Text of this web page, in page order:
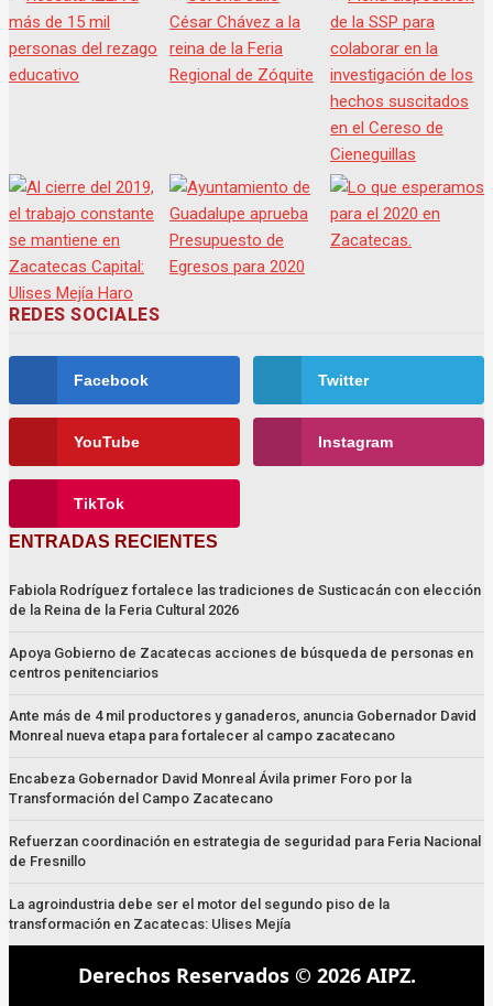
REDES SOCIALES
Facebook Twitter
YouTube Instagram
TikTok
ENTRADAS RECIENTES
Fabiola Rodríguez fortalece las tradiciones de Susticacán con elección
de la Reina de la Feria Cultural 2026
Apoya Gobierno de Zacatecas acciones de búsqueda de personas en
centros penitenciarios
Ante más de 4 mil productores y ganaderos, anuncia Gobernador David
Monreal nueva etapa para fortalecer al campo zacatecano
Encabeza Gobernador David Monreal Ávila primer Foro por la
Transformación del Campo Zacatecano
Refuerzan coordinación en estrategia de seguridad para Feria Nacional
de Fresnillo
La agroindustria debe ser el motor del segundo piso de la
transformación en Zacatecas: Ulises Mejía
Derechos Reservados © 2026 AIPZ.